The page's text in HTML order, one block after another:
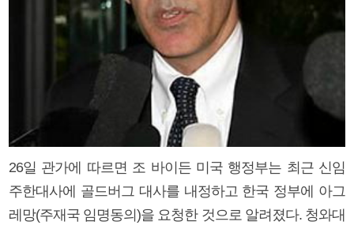
26일 관가에 따르면 조 바이든 미국 행정부는 최근 신임
주한대사에 골드버그 대사를 내정하고 한국 정부에 아그
레망(주재국 임명동의)을 요청한 것으로 알려졌다. 청와대